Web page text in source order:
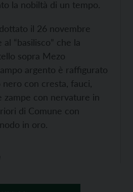
la nobiltà di un tempo.
il 26 novembre
“basilisco” che la
sopra Mezo
argento è raffigurato
con cresta, fauci,
zampe con nervature in
di Comune con
in oro.